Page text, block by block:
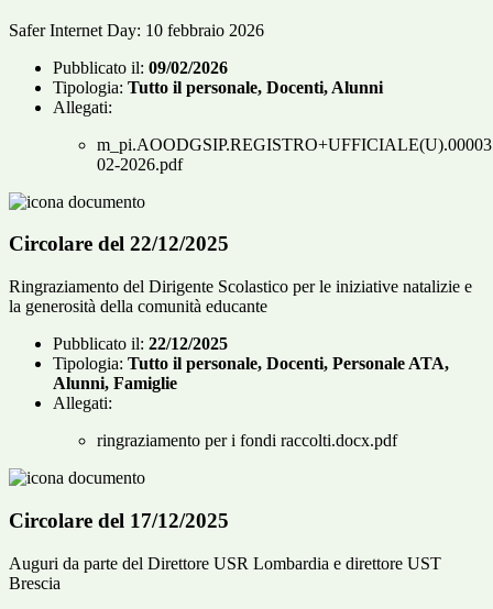
Safer Internet Day: 10 febbraio 2026
Pubblicato il: 09/02/2026
Tipologia: Tutto il personale, Docenti, Alunni
Allegati:
02-2026.pdf
Circolare del 22/12/2025
Ringraziamento del Dirigente Scolastico per le iniziative natalizie e
la generosità della comunità educante
Pubblicato il: 22/12/2025
Tipologia: Tutto il personale, Docenti, Personale ATA,
Alunni, Famiglie
Allegati:
ringraziamento per i fondi raccolti.docx.pdf
Circolare del 17/12/2025
Auguri da parte del Direttore USR Lombardia e direttore UST
Brescia